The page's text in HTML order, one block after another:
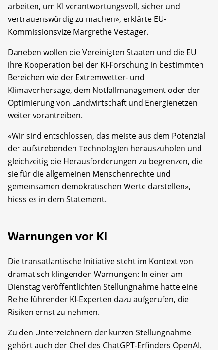
arbeiten, um KI verantwortungsvoll, sicher und
vertrauenswürdig zu machen», erklärte EU-
Kommissionsvize Margrethe Vestager.
Daneben wollen die Vereinigten Staaten und die EU
ihre Kooperation bei der KI-Forschung in bestimmten
Bereichen wie der Extremwetter- und
Klimavorhersage, dem Notfallmanagement oder der
Optimierung von Landwirtschaft und Energienetzen
weiter vorantreiben.
«Wir sind entschlossen, das meiste aus dem Potenzial
der aufstrebenden Technologien herauszuholen und
gleichzeitig die Herausforderungen zu begrenzen, die
sie für die allgemeinen Menschenrechte und
gemeinsamen demokratischen Werte darstellen»,
hiess es in dem Statement.
Warnungen vor KI
Die transatlantische Initiative steht im Kontext von
dramatisch klingenden Warnungen: In einer am
Dienstag veröffentlichten Stellungnahme hatte eine
Reihe führender KI-Experten dazu aufgerufen, die
Risiken ernst zu nehmen.
Zu den Unterzeichnern der kurzen Stellungnahme
gehört auch der Chef des ChatGPT-Erfinders OpenAI,